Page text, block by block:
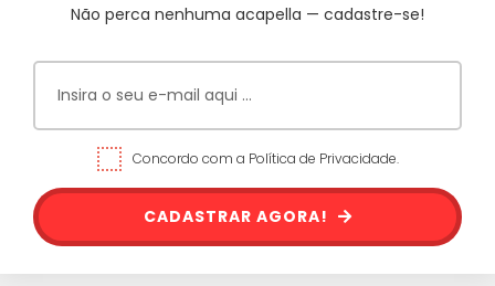
Não perca nenhuma acapella — cadastre-se!
Concordo com a Política de Privacidade.
CADASTRAR AGORA!